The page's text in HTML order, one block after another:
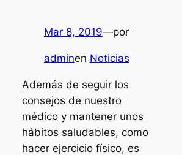
Mar 8, 2019—por
adminen Noticias
Además de seguir los
consejos de nuestro
médico y mantener unos
hábitos saludables, como
hacer ejercicio físico, es